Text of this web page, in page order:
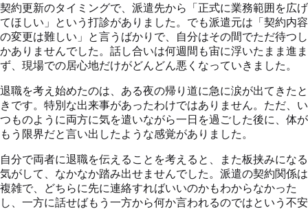
契約更新のタイミングで、派遣先から「正式に業務範囲を広げ
てほしい」という打診がありました。でも派遣元は「契約内容
の変更は難しい」と言うばかりで、自分はその間でただ待つし
かありませんでした。話し合いは何週間も宙に浮いたまま進ま
ず、現場での居心地だけがどんどん悪くなっていきました。
退職を考え始めたのは、ある夜の帰り道に急に涙が出てきたと
きです。特別な出来事があったわけではありません。ただ、い
つものように両方に気を遣いながら一日を過ごした後に、体が
もう限界だと言い出したような感覚がありました。
自分で両者に退職を伝えることを考えると、また板挟みになる
気がして、なかなか踏み出せませんでした。派遣の契約関係は
複雑で、どちらに先に連絡すればいいのかもわからなかった
し、一方に話せばもう一方から何か言われるのではという不安